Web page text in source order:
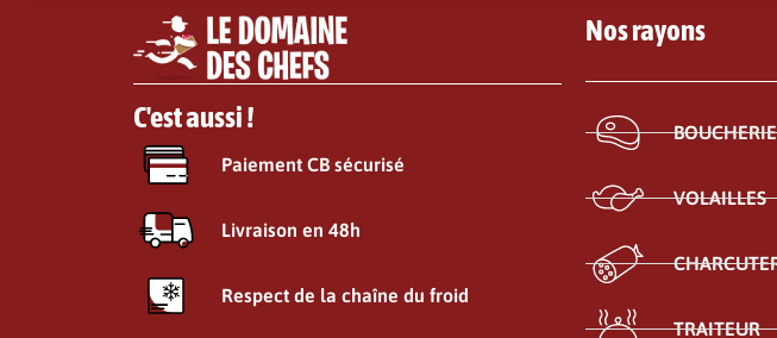
C'est aussi !
Paiement CB sécurisé
Livraison en 48h
Respect de la chaîne du froid
Nos rayons
BOUCHERIE
VOLAILLES
TRAITEUR